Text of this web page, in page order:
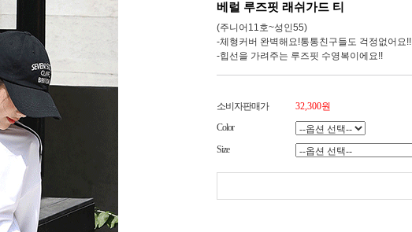
베럴 루즈핏 래쉬가드 티
(주니어11호~성인55)
-체형커버 완벽해요!통통친구들도 걱정없어요!!
-힙선을 가려주는 루즈핏 수영복이에요!!
소비자판매가
32,300원
Color
Size